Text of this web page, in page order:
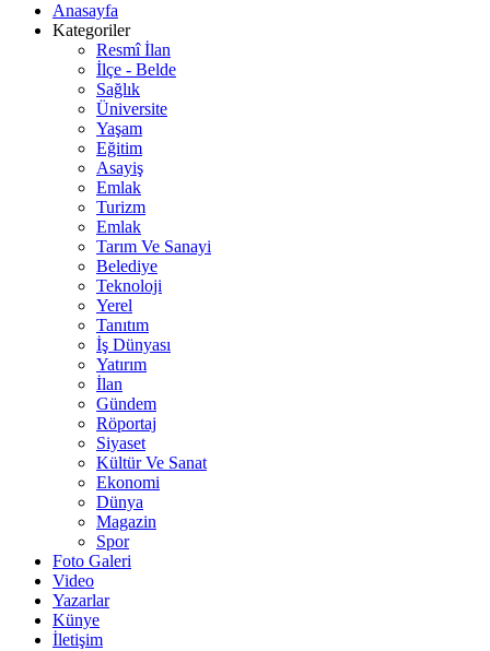
Anasayfa
Kategoriler
Resmî İlan
İlçe - Belde
Sağlık
Üniversite
Yaşam
Eğitim
Asayiş
Emlak
Turizm
Emlak
Tarım Ve Sanayi
Belediye
Teknoloji
Yerel
Tanıtım
İş Dünyası
Yatırım
İlan
Gündem
Röportaj
Siyaset
Kültür Ve Sanat
Ekonomi
Dünya
Magazin
Spor
Foto Galeri
Video
Yazarlar
Künye
İletişim